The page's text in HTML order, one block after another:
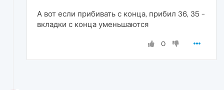
А вот если прибивать с конца, прибил 36, 35 -
вкладки с конца уменьшаются
0